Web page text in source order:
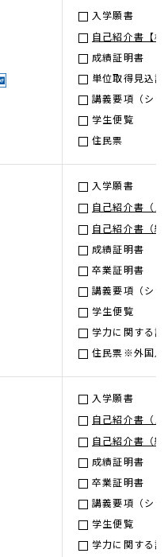
入学願書
自己紹介書【
成績証明書
単位取得見込証
講義要項（シラ
学生便覧
住民票
入学願書
自己紹介書（
自己紹介書（
成績証明書
卒業証明書
講義要項（シラ
学生便覧
学力に関する
住民票※外国人
入学願書
自己紹介書（
自己紹介書（
成績証明書
卒業証明書
講義要項（シラ
学生便覧
学力に関する